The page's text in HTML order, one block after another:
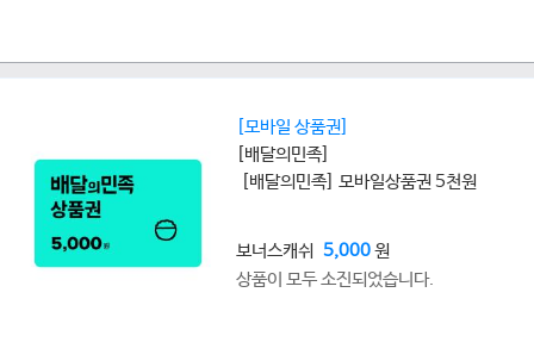
[모바일 상품권]
[배달의민족]
[배달의민족] 모바일상품권 5천원
보너스캐쉬 5,000원
상품이 모두 소진되었습니다.